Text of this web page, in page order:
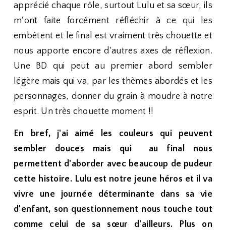
apprécié chaque rôle, surtout Lulu et sa sœur, ils
m'ont faite forcément réfléchir à ce qui les
embêtent et le final est vraiment très chouette et
nous apporte encore d'autres axes de réflexion.
Une BD qui peut au premier abord sembler
légère mais qui va, par les thèmes abordés et les
personnages, donner du grain à moudre à notre
esprit. Un très chouette moment !!
En bref, j'ai aimé les couleurs qui peuvent
sembler douces mais qui au final nous
permettent d'aborder avec beaucoup de pudeur
cette histoire. Lulu est notre jeune héros et il va
vivre une journée déterminante dans sa vie
d'enfant, son questionnement nous touche tout
comme celui de sa sœur d'ailleurs. Plus on